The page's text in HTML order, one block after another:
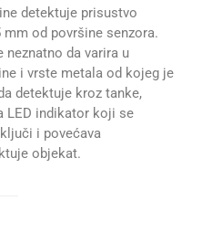
detektuje prisustvo
od površine senzora.
da varira u
i vrste metala od kojeg je
detektuje kroz tanke,
LED indikator koji se
i povećava
objekat.